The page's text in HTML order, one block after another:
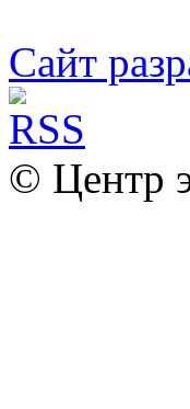
Сайт
© Центр